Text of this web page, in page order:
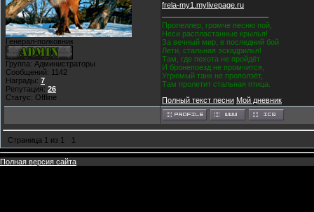
Генерал-полковник
Группа: Администраторы
Сообщений: 1142
Награды: 7
Репутация: 26
Статус: Offline
frela-my1.mylivepage.ru
Пропеллер, громче песню пой,
Неси распластанные крылья!
За вечный мир, в последний бой
Лети, стальная эскадрилья!
Там, где пехота не пройдёт
И бронепоезд не промчится,
Угрюмый танк не проползёт,
Там пролетит стальная птица.
Полный текст песни Мой дневник
Страница 1 из 1 1
Полная версия сайта